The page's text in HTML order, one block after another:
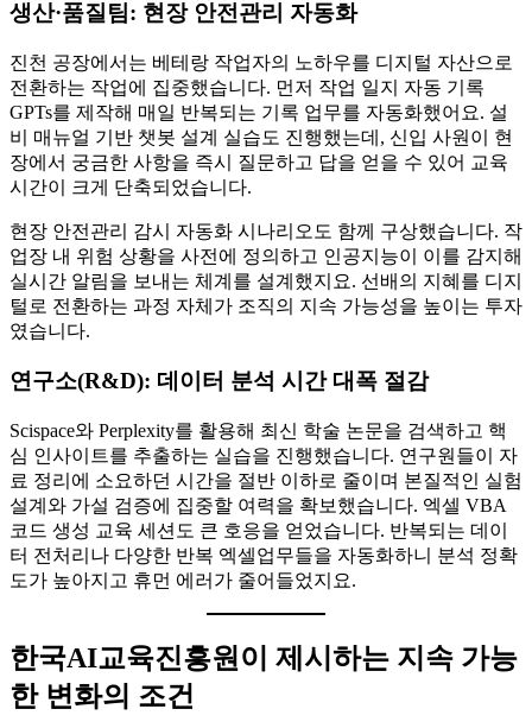
생산·품질팀: 현장 안전관리 자동화
진천 공장에서는 베테랑 작업자의 노하우를 디지털 자산으로
전환하는 작업에 집중했습니다. 먼저 작업 일지 자동 기록
GPTs를 제작해 매일 반복되는 기록 업무를 자동화했어요. 설
비 매뉴얼 기반 챗봇 설계 실습도 진행했는데, 신입 사원이 현
장에서 궁금한 사항을 즉시 질문하고 답을 얻을 수 있어 교육
시간이 크게 단축되었습니다.
현장 안전관리 감시 자동화 시나리오도 함께 구상했습니다. 작
업장 내 위험 상황을 사전에 정의하고 인공지능이 이를 감지해
실시간 알림을 보내는 체계를 설계했지요. 선배의 지혜를 디지
털로 전환하는 과정 자체가 조직의 지속 가능성을 높이는 투자
였습니다.
연구소(R&D): 데이터 분석 시간 대폭 절감
Scispace와 Perplexity를 활용해 최신 학술 논문을 검색하고 핵
심 인사이트를 추출하는 실습을 진행했습니다. 연구원들이 자
료 정리에 소요하던 시간을 절반 이하로 줄이며 본질적인 실험
설계와 가설 검증에 집중할 여력을 확보했습니다. 엑셀 VBA
코드 생성 교육 세션도 큰 호응을 얻었습니다. 반복되는 데이
터 전처리나 다양한 반복 엑셀업무들을 자동화하니 분석 정확
도가 높아지고 휴먼 에러가 줄어들었지요.
한국AI교육진흥원이 제시하는 지속 가능
한 변화의 조건